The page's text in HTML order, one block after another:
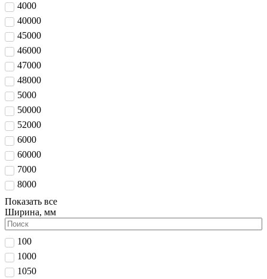
4000
40000
45000
46000
47000
48000
5000
50000
52000
6000
60000
7000
8000
Показать все
Ширина, мм
100
1000
1050